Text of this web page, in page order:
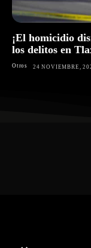
¡El homicidio
los delitos en
Otros 24 NOVIEMBRE,